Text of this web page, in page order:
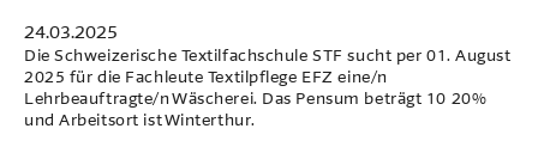
24.03.2025
Die Schweizerische Textilfachschule STF sucht per 01. August
2025 für die Fachleute Textilpflege EFZ eine/n
Lehrbeauftragte/n Wäscherei. Das Pensum beträgt 10 20%
und Arbeitsort ist Winterthur.